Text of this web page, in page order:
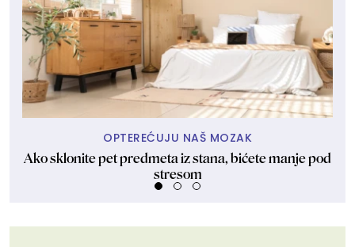
OPTEREĆUJU NAŠ MOZAK
Ako sklonite pet predmeta iz stana, bićete manje pod
stresom